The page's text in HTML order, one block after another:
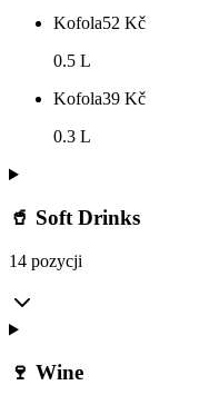
Kofola52 Kč
0.5 L
Kofola39 Kč
0.3 L
🥤 Soft Drinks
14 pozycji
🍷 Wine